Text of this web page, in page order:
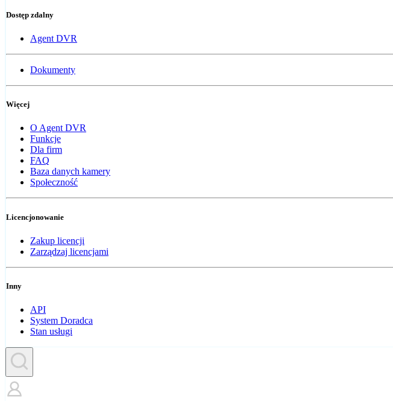
Dostęp zdalny
Agent DVR
Dokumenty
Więcej
O Agent DVR
Funkcje
Dla firm
FAQ
Baza danych kamery
Społeczność
Licencjonowanie
Zakup licencji
Zarządzaj licencjami
Inny
API
System Doradca
Stan usługi